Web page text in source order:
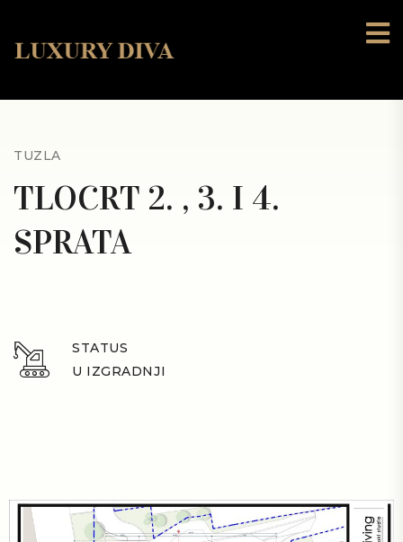
TUZLA
TLOCRT 2. , 3. I 4.
SPRATA
STATUS
U IZGRADNJI